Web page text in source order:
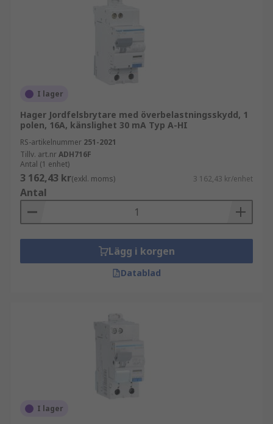
I lager
Hager Jordfelsbrytare med överbelastningsskydd, 1
polen, 16A, känslighet 30 mA Typ A-HI
RS-artikelnummer 251-2021
Tillv. art.nrADH716F
Antal (1 enhet)
3 162,43 kr(exkl. moms) 3 162,43 kr/enhet
Antal
Lägg i korgen
Datablad
I lager